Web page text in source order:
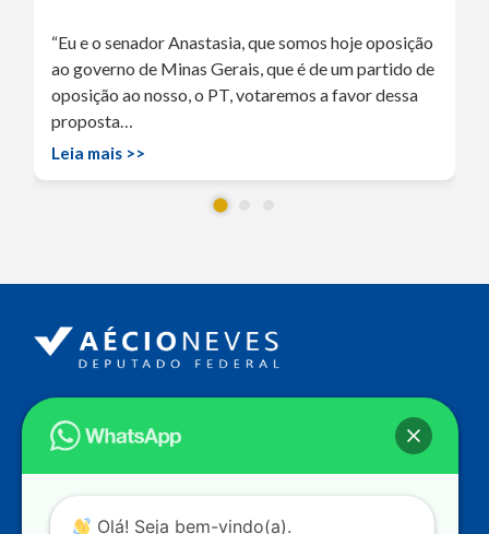
“Eu e o senador Anastasia, que somos hoje oposição
ao governo de Minas Gerais, que é de um partido de
oposição ao nosso, o PT, votaremos a favor dessa
proposta…
Leia mais >>
Endereço
Câmara dos Deputados
Ed. Principal, Ala C – Gabinete
Contato
Olá! Seja bem-vindo(a).